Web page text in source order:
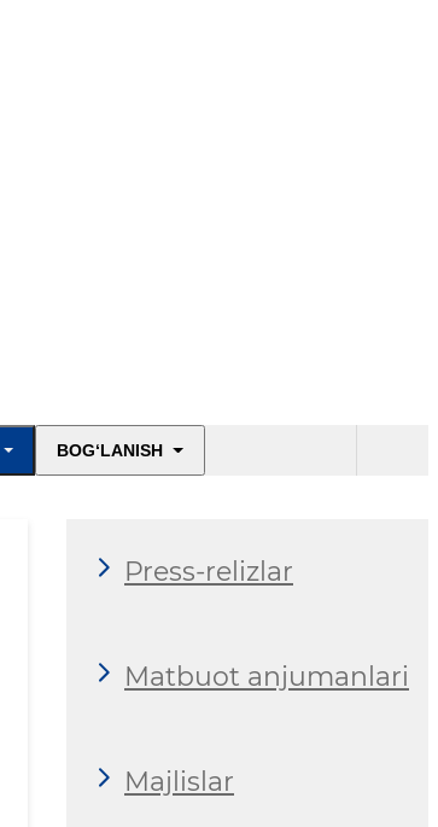
BOG‘LANISH
Press-relizlar
Matbuot anjumanlari
Majlislar